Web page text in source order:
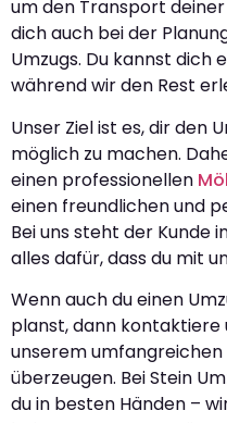
um den Transport
dich auch bei der
Umzugs. Du kannst dich
während wir den Rest
Unser Ziel ist es, dir den
möglich zu machen.
einen professionellen
einen freundlichen und
Bei uns steht der Kunde
alles dafür, dass du mit
Wenn auch du einen
planst, dann kontaktiere
unserem
überzeugen. Bei Stein
du in besten Händen –